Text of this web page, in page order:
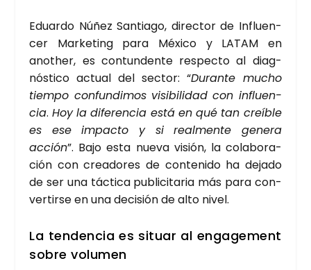
Eduar­do Núñez San­tia­go, direc­tor de Influen­
cer Mar­ke­ting para Méxi­co y LATAM en
another, es con­tun­den­te res­pec­to al diag­
nós­ti­co actual del sec­tor: “Duran­te mucho
tiem­po con­fun­di­mos visi­bi­li­dad con influen­
cia. Hoy la dife­ren­cia está en qué tan creí­ble
es ese impac­to y si real­men­te gene­ra
acción”. Bajo esta nue­va visión, la cola­bo­ra­
ción con crea­do­res de con­te­ni­do ha deja­do
de ser una tác­ti­ca publi­ci­ta­ria más para con­
ver­tir­se en una deci­sión de alto nivel.
La ten­den­cia es situar al enga­ge­ment
sobre volu­men